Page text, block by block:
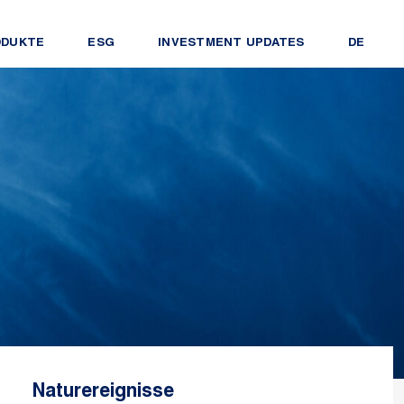
ESG INVESTMENT UPDATES DE
Naturereignisse